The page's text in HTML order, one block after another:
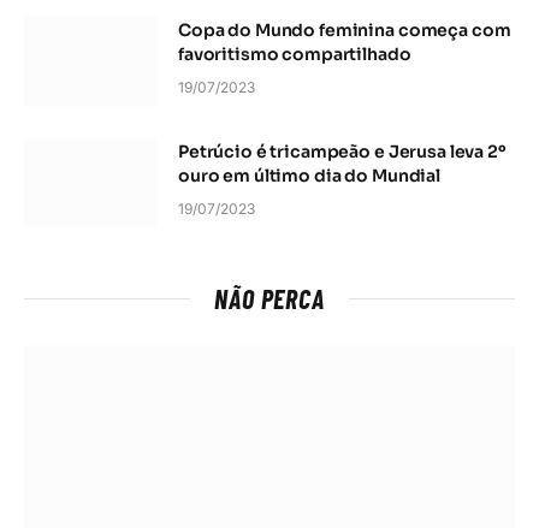
Copa do Mundo feminina começa com
favoritismo compartilhado
19/07/2023
Petrúcio é tricampeão e Jerusa leva 2º
ouro em último dia do Mundial
19/07/2023
NÃO PERCA